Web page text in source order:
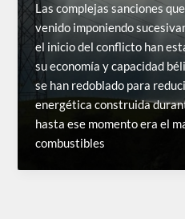
Las complejas sanciones
venido imponiendo
el inicio del conflicto han
su economía y capacidad
se han redoblado para
energética construida
hasta ese momento era el
combustibles